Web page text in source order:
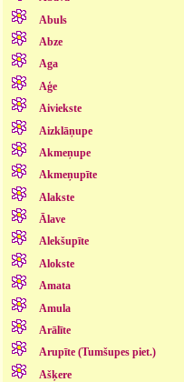
Abuls
Abze
Aga
Aģe
Aiviekste
Aizklāņupe
Akmeņupe
Akmeņupīte
Alakste
Ālave
Alekšupīte
Alokste
Amata
Amula
Arālīte
Arupīte (Tumšupes piet.)
Ašķere